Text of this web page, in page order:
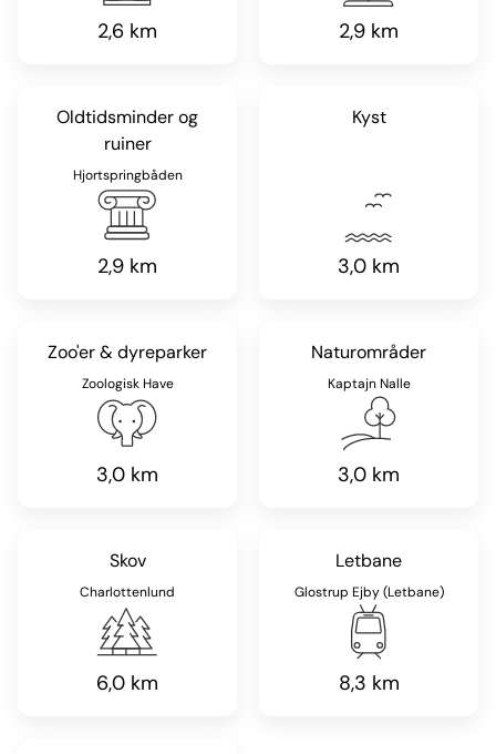
2,6 km 2,9 km
Oldtidsminder og
ruiner
Hjortspringbåden
2,9 km
Kyst
3,0 km
Zoo'er & dyreparker
Zoologisk Have
3,0 km
Naturområder
Kaptajn Nalle
3,0 km
Skov
Charlottenlund
6,0 km
Letbane
Glostrup Ejby (Letbane)
8,3 km